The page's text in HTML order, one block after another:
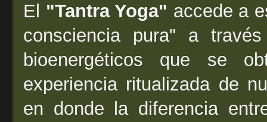
El "Tantra Yoga" accede a
consciencia pura" a
bioenergéticos que se
experiencia ritualizada de
en donde la diferencia